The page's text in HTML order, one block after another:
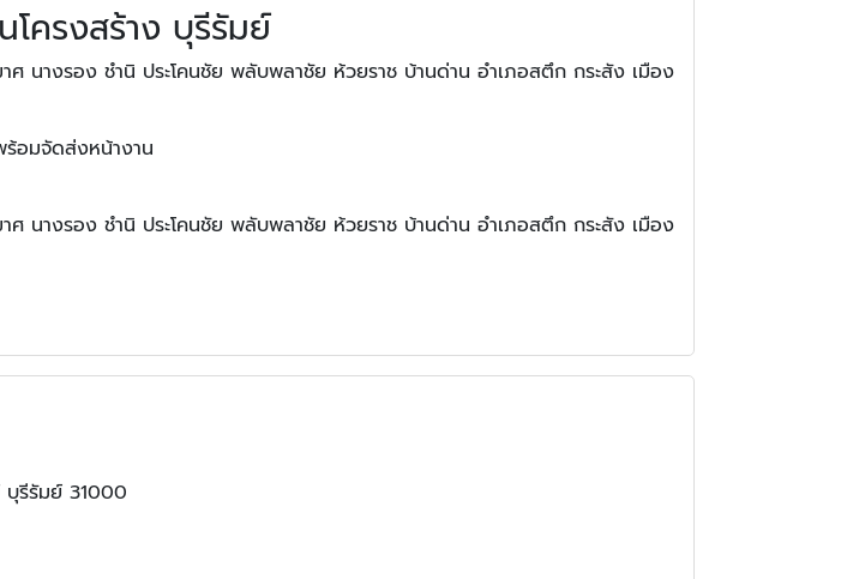
โครงสร้าง บุรีรัมย์
นางรอง ชำนิ ประโคนชัย พลับพลาชัย ห้วยราช บ้านด่าน อำเภอสตึก กระสัง เมือง
ร้อมจัดส่งหน้างาน
นางรอง ชำนิ ประโคนชัย พลับพลาชัย ห้วยราช บ้านด่าน อำเภอสตึก กระสัง เมือง
รีรัมย์ 31000